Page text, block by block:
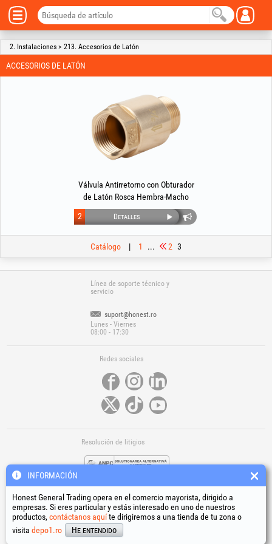
2. Instalaciones > 213. Accesorios de Latón
ACCESORIOS DE LATÓN
Válvula Antirretorno con Obturador
de Latón Rosca Hembra-Macho
Detalles
2
Catálogo | 1 ... 2 3
Línea de soporte técnico y
servicio
suport@honest.ro
Lunes - Viernes
08:00 - 17:30
Redes sociales
Resolución de litigios
Enlaces útiles
INFORMACIÓN
Honest General Trading opera en el comercio mayorista, dirigido a
empresas. Si eres particular y estás interesado en uno de nuestros
productos, contáctanos aquíte dirigiremos a una tienda de tu zona o
visita depo1.ro He entendido